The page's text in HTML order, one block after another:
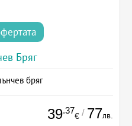
Бряг
бряг
39.37
€ / 77лв.